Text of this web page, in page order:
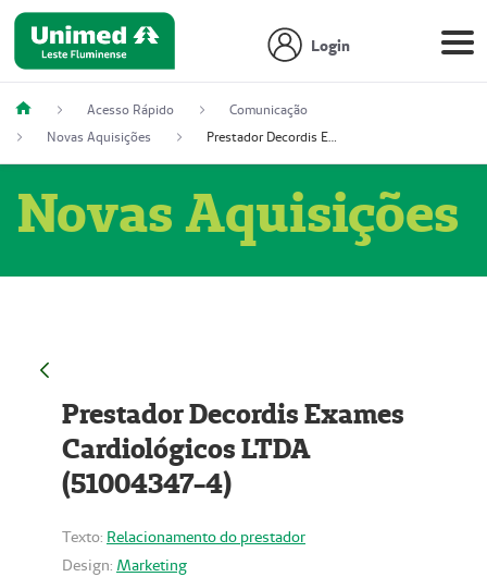
Login
Acesso Rápido
Comunicação
Novas Aquisições
Prestador Decordis Exames Cardiológicos LTDA (51004347-4)
Novas Aquisições
Prestador Decordis Exames
Cardiológicos LTDA
(51004347-4)
Texto: Relacionamento do prestador
Design: Marketing